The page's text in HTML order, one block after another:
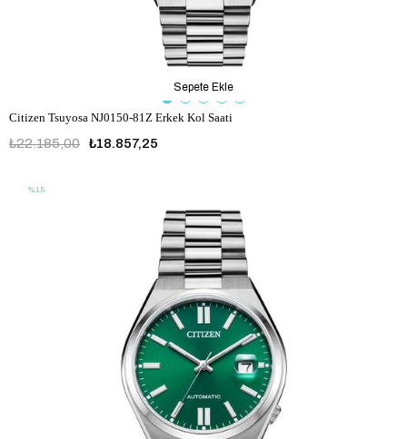
Citizen Tsuyosa NJ0150-81Z Erkek Kol Saati
₺18.857,25
₺22.185,00
Sepete Ekle
%15